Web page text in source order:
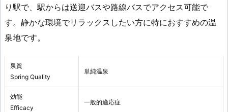
り駅で、駅からは送迎バスや路線バスでアクセス可能で
す。静かな環境でリラックスしたい方に特におすすめの温
泉地です。
泉質
Spring Quality
単純温泉
効能
Efficacy
一般的適応症